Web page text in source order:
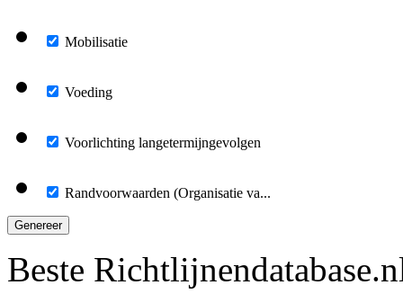
Mobilisatie
Voeding
Voorlichting langetermijngevolgen
Randvoorwaarden (Organisatie va...
Genereer
Beste